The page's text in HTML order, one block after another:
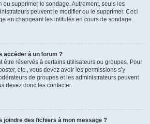
ou supprimer le sondage. Autrement, seuls les
peuvent le modifier ou le supprimer. Ceci
en changeant les intitulés en cours de sondage.
accéder à un forum ?
être réservés à certains utilisateurs ou groupes. Pour
etc., vous devez avoir les permissions s’y
de groupes et les administrateurs peuvent
devez donc les contacter.
joindre des fichiers à mon message ?